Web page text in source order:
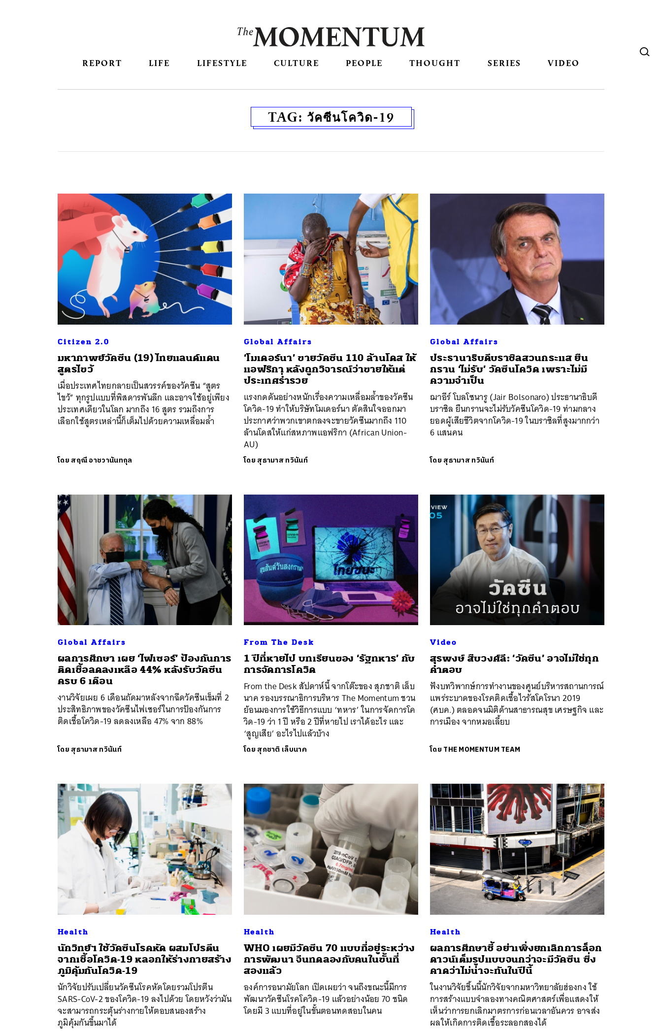
REPORT LIFE LIFESTYLE CULTURE PEOPLE THOUGHT SERIES VIDEO
TAG: วัคซีนโควิด-19
Citizen 2.0
มหากาพย์วัคซีน (19) ไทยแลนด์แดน
สูตรไขว้
เมื่อประเทศไทยกลายเป็นสวรรค์ของวัคซีน “สูตร
ไขว้” ทุกรูปแบบที่พิสดารพันลึก และอาจใช้อยู่เพียง
ประเทศเดียวในโลก มากถึง 16 สูตร รวมถึงการ
เลือกใช้สูตรเหล่านี้ก็เต็มไปด้วยความเหลื่อมล้ำ
โดย สฤณี อาชวานันทกุล
Global Affairs
‘โมเดอร์นา’ ขายวัคซีน 110 ล้านโดส ให้
แอฟริกา หลังถูกวิจารณ์ว่าขายให้แต่
ประเทศร่ำรวย
แรงกดดันอย่างหนักเรื่องความเหลื่อมล้ำของวัคซีน
โควิด-19 ทำให้บริษัทโมเดอร์นา ตัดสินใจออกมา
ประกาศว่าพวกเขาตกลงจะขายวัคซีนมากถึง 110
ล้านโดสให้แก่สหภาพแอฟริกา (African Union-
AU)
โดย สุธามาส ทวินันท์
Global Affairs
ประธานาธิบดีบราซิลสวนกระแส ยืน
กราน ‘ไม่รับ’ วัคซีนโควิด เพราะไม่มี
ความจำเป็น
ฌาอีร์ โบลโซนารู (Jair Bolsonaro) ประธานาธิบดี
บราซิล ยืนกรานจะไม่รับวัคซีนโควิด-19 ท่ามกลาง
ยอดผู้เสียชีวิตจากโควิด-19 ในบราซิลที่สูงมากกว่า
6 แสนคน
โดย สุธามาส ทวินันท์
Global Affairs
ผลการศึกษา เผย ‘ไฟเซอร์’ ป้องกันการ
ติดเชื้อลดลงเหลือ 44% หลังรับวัคซีน
ครบ 6 เดือน
งานวิจัยเผย 6 เดือนถัดมาหลังจากฉีดวัคซีนเข็มที่ 2
ประสิทธิภาพของวัคซีนไฟเซอร์ในการป้องกันการ
ติดเชื้อโควิด-19 ลดลงเหลือ 47% จาก 88%
โดย สุธามาส ทวินันท์
From The Desk
1 ปีที่หายไป บทเรียนของ ‘รัฐทหาร’ กับ
การจัดการโควิด
From the Desk สัปดาห์นี้ จากโต๊ะของ สุภชาติ เล็บ
นาค รองบรรณาธิการบริหาร The Momentum ชวน
ย้อนมองการใช้วิธีการแบบ ‘ทหาร’ ในการจัดการโค
วิด-19 ว่า 1 ปี หรือ 2 ปีที่หายไป เราได้อะไร และ
‘สูญเสีย’ อะไรไปแล้วบ้าง
โดย สุภชาติ เล็บนาค
Video
สุรพงษ์ สืบวงศ์ลี: ‘วัคซีน’ อาจไม่ใช่ทุก
คำตอบ
ฟังบทวิพากษ์การทำงานของศูนย์บริหารสถานการณ์
แพร่ระบาดของโรคติดเชื้อไวรัสโคโรนา 2019
(ศบค.) ตลอดจนมิติด้านสาธารณสุข เศรษฐกิจ และ
การเมือง จากหมอเลี้ยบ
โดย THE MOMENTUM TEAM
Health
นักวิทย์ฯ ใช้วัคซีนโรคหัด ผสมโปรตีน
จากเชื้อโควิด-19 หลอกให้ร่างกายสร้าง
ภูมิคุ้มกันโควิด-19
นักวิจัยปรับเปลี่ยนวัคซีนโรคหัดโดยรวมโปรตีน
SARS-CoV-2 ของโควิด-19 ลงไปด้วย โดยหวังว่ามัน
จะสามารถกระตุ้นร่างกายให้ตอบสนองสร้าง
ภูมิคุ้มกันขึ้นมาได้
Health
WHO เผยมีวัคซีน 70 แบบที่อยู่ระหว่าง
การพัฒนา จีนทดลองกับคนในขั้นที่
สองแล้ว
องค์การอนามัยโลก เปิดเผยว่า จนถึงขณะนี้มีการ
พัฒนาวัคซีนโรคโควิด-19 แล้วอย่างน้อย 70 ชนิด
โดยมี 3 แบบที่อยู่ในขั้นตอนทดสอบในคน
Health
ผลการศึกษาชี้ อย่าเพิ่งยกเลิกการล็อก
ดาวน์เต็มรูปแบบจนกว่าจะมีวัคซีน ซึ่ง
คาดว่าไม่น่าจะทันในปีนี้
ในงานวิจัยชิ้นนี้นักวิจัยจากมหาวิทยาลัยฮ่องกง ใช้
การสร้างแบบจำลองทางคณิตศาสตร์เพื่อแสดงให้
เห็นว่าการยกเลิกมาตรการก่อนเวลาอันควร อาจส่ง
ผลให้เกิดการติดเชื้อระลอกสองได้
SHARE TWEET LINE EMAIL